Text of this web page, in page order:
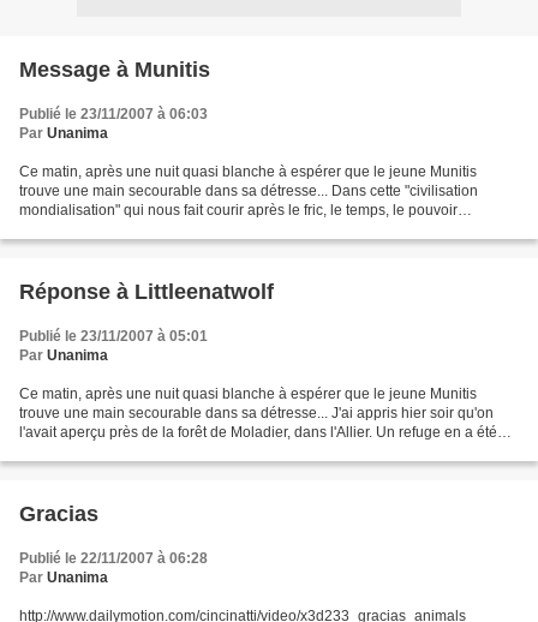
Message à Munitis
Publié le 23/11/2007 à 06:03
Par Unanima
Ce matin, après une nuit quasi blanche à espérer que le jeune Munitis
trouve une main secourable dans sa détresse... Dans cette "civilisation
mondialisation" qui nous fait courir après le fric, le temps, le pouvoir
Réponse à Littleenatwolf
Publié le 23/11/2007 à 05:01
Par Unanima
Ce matin, après une nuit quasi blanche à espérer que le jeune Munitis
trouve une main secourable dans sa détresse... J'ai appris hier soir qu'on
l'avait aperçu près de la forêt de Moladier, dans l'Allier. Un refuge en a été
Gracias
Publié le 22/11/2007 à 06:28
Par Unanima
http://www.dailymotion.com/cincinatti/video/x3d233_gracias_animals